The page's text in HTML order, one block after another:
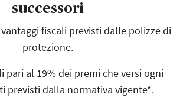
successori
fiscali previsti dalle polizze di
protezione.
pari al 19% dei premi che versi ogni
previsti dalla normativa vigente*.